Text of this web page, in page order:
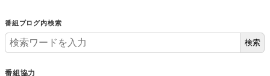
番組ブログ内検索
検索
番組協力